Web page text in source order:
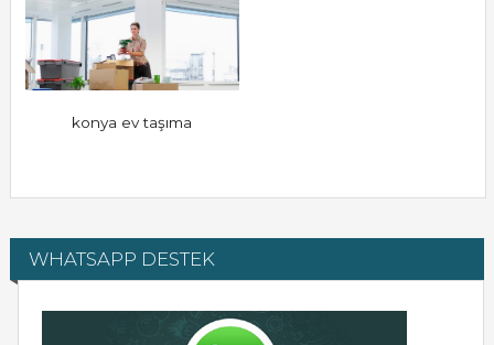
konya ev taşıma
WHATSAPP DESTEK